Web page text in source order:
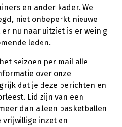
en ander kader. We
niet onbeperkt nieuwe
nu naar uitziet is er weinig
leden.
seizoen per mail alle
over onze
dat je deze berichten en
Lid zijn van een
dan alleen basketballen
vrijwillige inzet en